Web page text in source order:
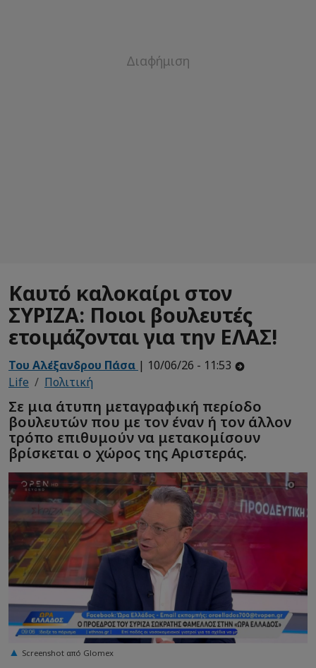
Καυτό καλοκαίρι στον
ΣΥΡΙΖΑ: Ποιοι βουλευτές
ετοιμάζονται για την ΕΛΑΣ!
Του Αλέξανδρου Πάσα | 10/06/26 - 11:53
Life
Πολιτική
Σε μια άτυπη μεταγραφική περίοδο
βουλευτών που με τον έναν ή τον άλλον
τρόπο επιθυμούν να μετακομίσουν
βρίσκεται ο χώρος της Αριστεράς.
Screenshot από Glomex